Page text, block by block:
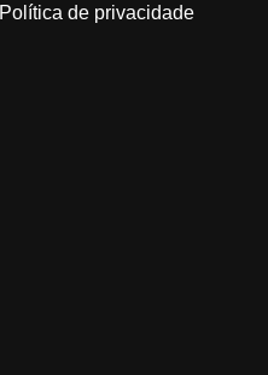
Política de privacidade